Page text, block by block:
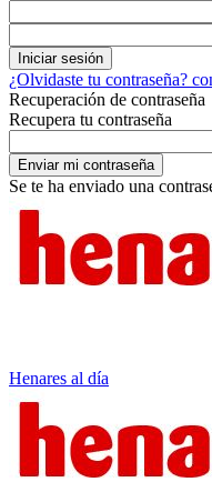
¿Olvidaste tu contraseña?
Recuperación de contraseña
Recupera tu contraseña
Se te ha enviado una
Henares al día